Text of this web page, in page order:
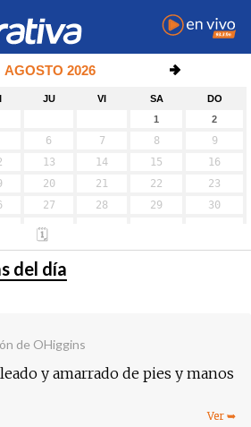
del día
de OHiggins
y amarrado de pies y manos